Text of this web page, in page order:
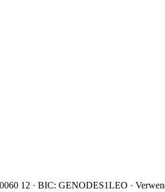
12 · BIC: GENODES1LEO ·